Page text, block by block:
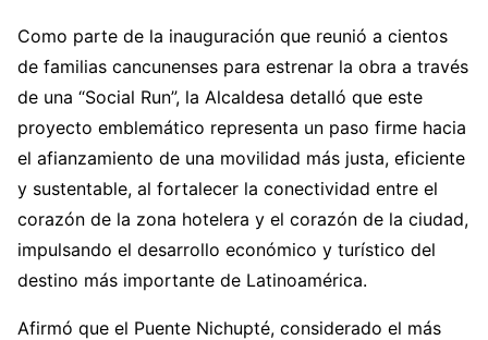
Como parte de la inauguración que reunió a cientos
de familias cancunenses para estrenar la obra a través
de una “Social Run”, la Alcaldesa detalló que este
proyecto emblemático representa un paso firme hacia
el afianzamiento de una movilidad más justa, eficiente
y sustentable, al fortalecer la conectividad entre el
corazón de la zona hotelera y el corazón de la ciudad,
impulsando el desarrollo económico y turístico del
destino más importante de Latinoamérica.
Afirmó que el Puente Nichupté, considerado el más